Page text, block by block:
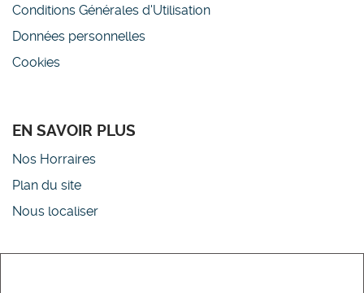
Conditions Générales d'Utilisation
Données personnelles
Cookies
EN SAVOIR PLUS
Nos Horraires
Plan du site
Nous localiser